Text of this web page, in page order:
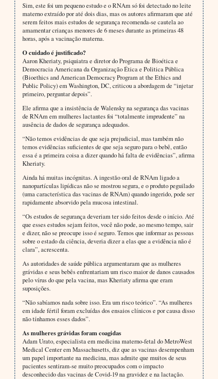
Sim, este foi um pequeno estudo e o RNAm só foi detectado no leite
materno extraído por até dois dias, mas os autores afirmaram que até
serem feitos mais estudos de segurança recomenda-se cautela ao
amamentar crianças menores de 6 meses durante as primeiras 48
horas, após a vacinação materna.
O cuidado é justificado?
Aaron Kheriaty, psiquiatra e diretor do Programa de Bioética e
Democracia Americana da Organização Ética e Politica Pública
(Bioethics and American Democracy Program at the Ethics and
Public Policy) em Washington, DC, criticou a abordagem de “injetar
primeiro, perguntar depois”.
Ele afirma que a insistência de Walensky na segurança das vacinas
de RNAm em mulheres lactantes foi “totalmente imprudente” na
ausência de dados de segurança adequados.
“Não temos evidências de que seja prejudicial, mas também não
temos evidências suficientes de que seja seguro para o bebê, então
essa é a primeira coisa a dizer quando há falta de evidências”, afirma
Kheriaty.
Ainda há muitas incógnitas. A ingestão oral de RNAm ligado a
nanopartículas lipídicas não se mostrou segura, e o produto peguilado
(uma característica das vacinas de RNAm) quando ingerido, pode ser
rapidamente absorvido pela mucosa intestinal.
“Os estudos de segurança deveriam ter sido feitos desde o início. Até
que esses estudos sejam feitos, você não pode, ao mesmo tempo, sair
e dizer, não se preocupe isso é seguro. Temos que informar as pessoas
sobre o estado da ciência, deveria dizer a elas que a evidência não é
clara”, acrescenta.
As autoridades de saúde pública argumentaram que as mulheres
grávidas e seus bebês enfrentariam um risco maior de danos causados
pelo vírus do que pela vacina, mas Kheriaty afirma que eram
suposições.
“Não sabíamos nada sobre isso. Era um risco teórico”. “As mulheres
em idade fértil foram excluídas dos ensaios clínicos e por causa disso
não tínhamos esses dados”.
As mulheres grávidas foram coagidas
Adam Urato, especialista em medicina materno-fetal do MetroWest
Medical Center em Massachusetts, diz que as vacinas desempenham
um papel importante na medicina, mas admite que muitos de seus
pacientes sentiram-se muito preocupados com o impacto
desconhecido das vacinas de Covid-19 na gravidez e na lactação.